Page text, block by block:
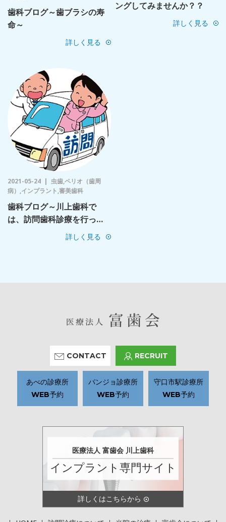
歯科ブログ～歯ブラシの寿
命～
詳しく見る
ングしてみませんか？？
詳しく見る
2021-05-24
虫歯,ペリオ（歯周
病）,インプラント,審美歯科
歯科ブログ～川上歯科で
は、訪問歯科診療を行っ…
詳しく見る
CONTACT RECRUIT
あべの診療所
WEB予約
パンジョ診療所
WEB予約
守口市駅診療所
WEB予約
医療法人 富歯会 川上歯科
インプラント専門サイト
詳しくはこちらから